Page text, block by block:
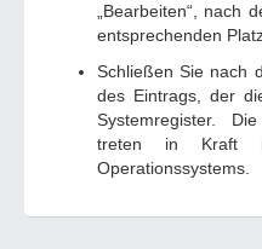
„Bearbeiten“, nach
entsprechenden
Schließen Sie nach
des Eintrags, der
Systemregister.
treten in Kraft
Operationssystems.